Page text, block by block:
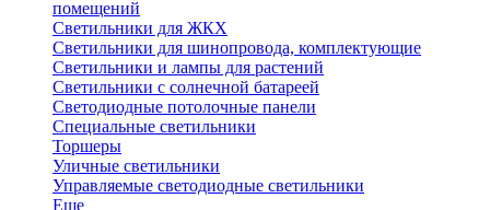
помещений
Светильники для ЖКХ
Светильники для шинопровода, комплектующие
Светильники и лампы для растений
Светильники с солнечной батареей
Светодиодные потолочные панели
Специальные светильники
Торшеры
Уличные светильники
Управляемые светодиодные светильники
Еще